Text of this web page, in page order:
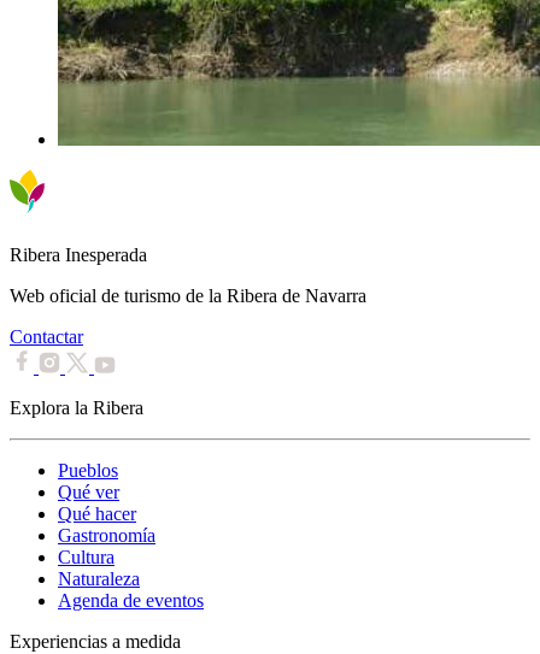
Ribera Inesperada
Web oficial de turismo de la Ribera de Navarra
Contactar
Explora la Ribera
Pueblos
Qué ver
Qué hacer
Gastronomía
Cultura
Naturaleza
Agenda de eventos
Experiencias a medida